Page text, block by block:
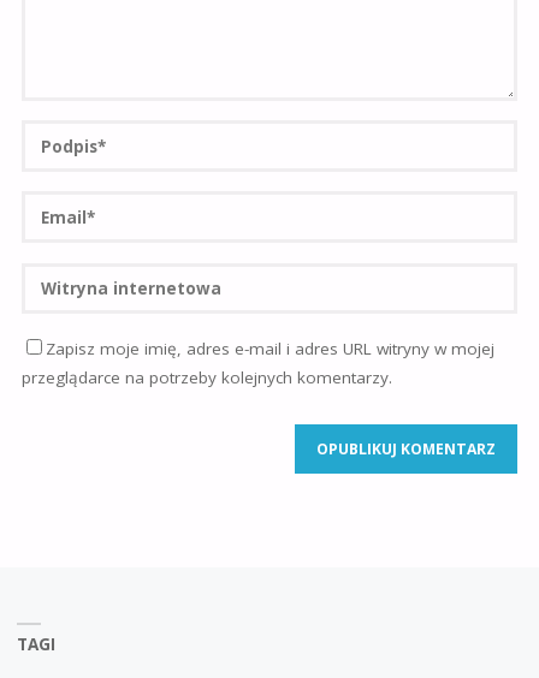
Zapisz moje imię, adres e-mail i adres URL witryny w mojej
przeglądarce na potrzeby kolejnych komentarzy.
TAGI